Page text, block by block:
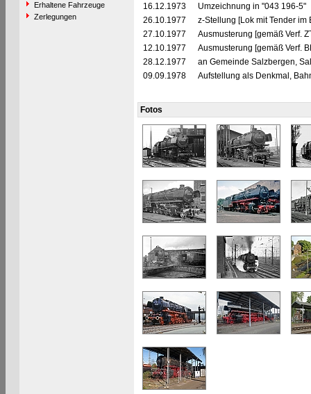
Erhaltene Fahrzeuge
Zerlegungen
16.12.1973
Umzeichnung in "043 196-5"
26.10.1977
z-Stellung [Lok mit Tender im
27.10.1977
Ausmusterung [gemäß Verf.
12.10.1977
Ausmusterung [gemäß Verf.
28.12.1977
an Gemeinde Salzbergen,
09.09.1978
Aufstellung als Denkmal,
Fotos